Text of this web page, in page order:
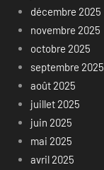
décembre 2025
novembre 2025
octobre 2025
septembre 2025
août 2025
juillet 2025
juin 2025
mai 2025
avril 2025